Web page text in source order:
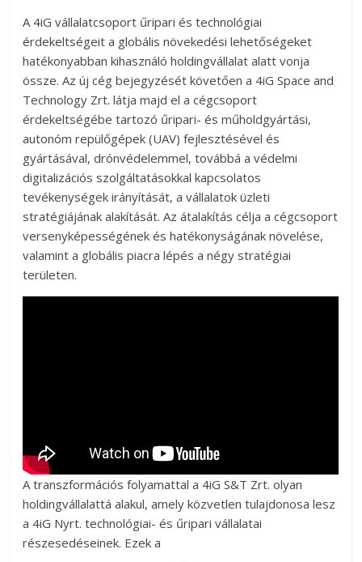
A 4iG vállalatcsoport űripari és technológiai
érdekeltségeit a globális növekedési lehetőségeket
hatékonyabban kihasználó holdingvállalat alatt vonja
össze. Az új cég bejegyzését követően a 4iG Space and
Technology Zrt. látja majd el a cégcsoport
érdekeltségébe tartozó űripari- és műholdgyártási,
autonóm repülőgépek (UAV) fejlesztésével és
gyártásával, drónvédelemmel, továbbá a védelmi
digitalizációs szolgáltatásokkal kapcsolatos
tevékenységek irányítását, a vállalatok üzleti
stratégiájának alakítását. Az átalakítás célja a cégcsoport
versenyképességének és hatékonyságának növelése,
valamint a globális piacra lépés a négy stratégiai
területen.
A transzformációs folyamattal a 4iG S&T Zrt. olyan
holdingvállalattá alakul, amely közvetlen tulajdonosa lesz
a 4iG Nyrt. technológiai- és űripari vállalatai
részesedéseinek. Ezek a